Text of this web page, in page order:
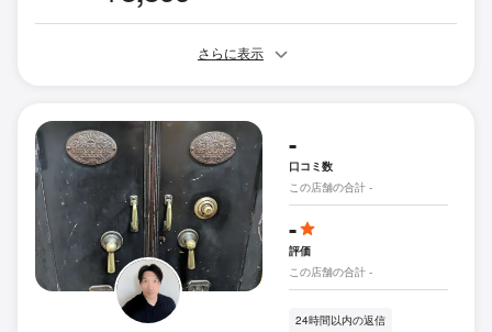
さらに表示
-
口コミ数
この店舗の合計 -
-
評価
この店舗の合計 -
24時間以内の返信